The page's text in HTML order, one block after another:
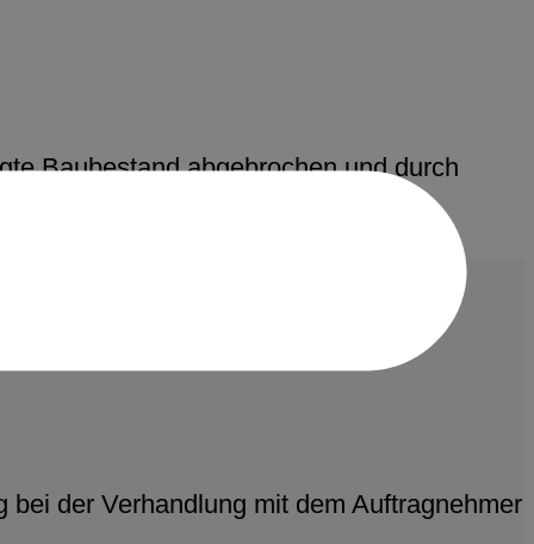
Baubestand abgebrochen und durch
der Verhandlung mit dem Auftragnehmer